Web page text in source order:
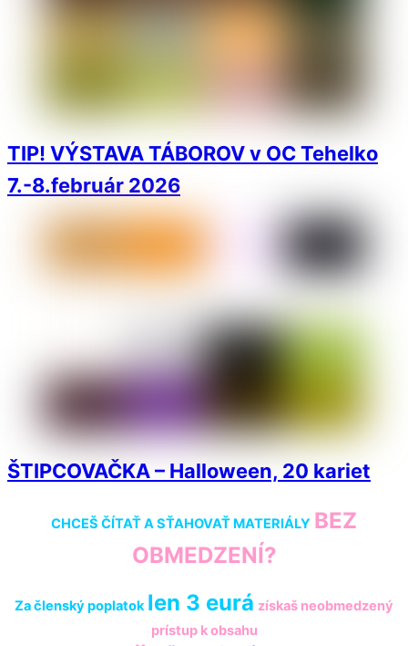
TIP! VÝSTAVA TÁBOROV v OC Tehelko
7.-8.február 2026
ŠTIPCOVAČKA – Halloween, 20 kariet
CHCEŠ ČÍTAŤ A SŤAHOVAŤ MATERIÁLY BEZ
OBMEDZENÍ?
Za členský poplatok len 3 eurá získaš neobmedzený
prístup k obsahu